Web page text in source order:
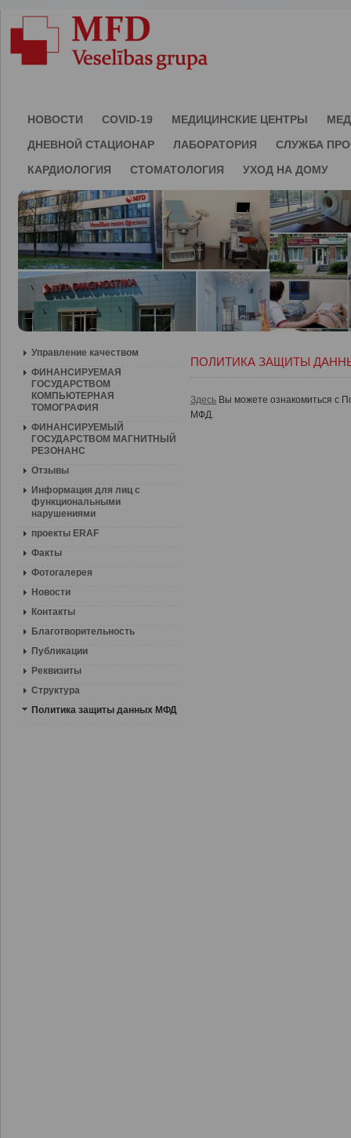
НОВОСТИ COVID-19 МЕДИЦИНСКИЕ ЦЕНТРЫ
ДНЕВНОЙ СТАЦИОНАР
ЛАБОРАТОРИЯ
СЛУЖБА
КАРДИОЛОГИЯ
СТОМАТОЛОГИЯ УХОД НА ДОМУ
Управление качеством
ФИНАНСИРУЕМАЯ
ГОСУДАРСТВОМ
КОМПЬЮТЕРНАЯ
ТОМОГРАФИЯ
ФИНАНСИРУЕМЫЙ
ГОСУДАРСТВОМ МАГНИТНЫЙ
РЕЗОНАНС
Отзывы
Информация для лиц с
функциональными
нарушениями
проекты ERAF
Факты
Фотогалерея
Новости
Контакты
Благотворительность
Публикации
Реквизиты
Структура
Политика защиты данных МФД
ПОЛИТИКА ЗАЩИТЫ
Здесь Вы можете ознакомиться с
МФД.